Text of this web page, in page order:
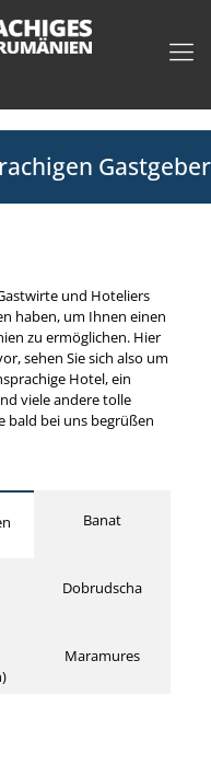
Gastgeber
und Hoteliers
haben, um Ihnen einen
zu ermöglichen. Hier
sehen Sie sich also um
Hotel, ein
viele andere tolle
bald bei uns begrüßen
Banat
Dobrudscha
Maramures